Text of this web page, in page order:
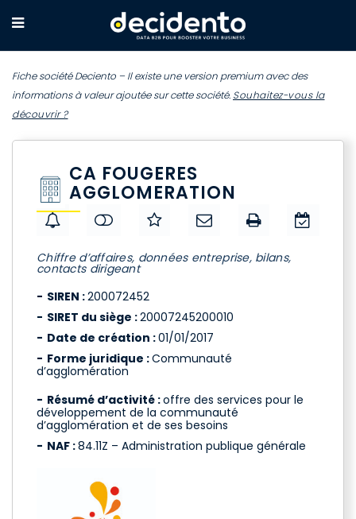
Fiche société Deciento – Il existe une version premium avec des
informations à valeur ajoutée sur cette société. Souhaitez-vous la
découvrir ?
CA FOUGERES
AGGLOMERATION
Chiffre d’affaires, données entreprise, bilans,
contacts dirigeant
SIREN :200072452
SIRET du siège :20007245200010
Date de création :01/01/2017
Forme juridique :Communauté
d’agglomération
Résumé d’activité :offre des services pour le
développement de la communauté
d’agglomération et de ses besoins
NAF :84.11Z – Administration publique générale